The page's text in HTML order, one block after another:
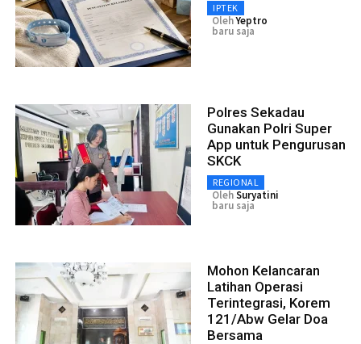
IPTEK
OlehYeptro
baru saja
Polres Sekadau
Gunakan Polri Super
App untuk Pengurusan
SKCK
REGIONAL
OlehSuryatini
baru saja
Mohon Kelancaran
Latihan Operasi
Terintegrasi, Korem
121/Abw Gelar Doa
Bersama